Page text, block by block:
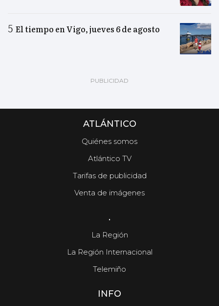
El tiempo en Vigo, jueves 6 de agosto
ATLÁNTICO
Quiénes somos
Atlántico TV
Tarifas de publicidad
Venta de imágenes
.
La Región
La Región Internacional
Telemiño
INFO